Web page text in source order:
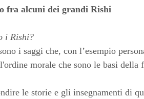
fra alcuni dei grandi Rishi
i Rishi?
i saggi che, con l’esempio
morale che sono le basi della
le storie e gli insegnamenti di